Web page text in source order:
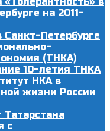
на 2011-
Санкт-Петербурге
(ТНКА)
10-летия ТНКА
НКА в
жизни России
Татарстана
с